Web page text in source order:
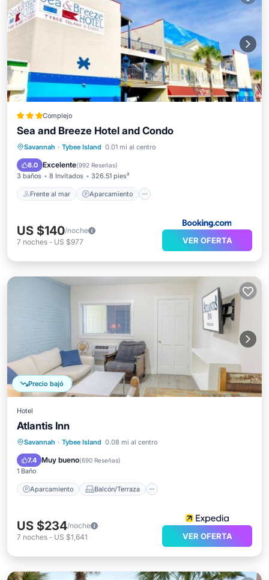
Complejo
Sea and Breeze Hotel and Condo
Savannah · Tybee Island 0.01 mi al centro
8.0 Excelente(992 Reseñas)
3 baños 8 Invitados 326.51 pies²
Frente al mar Aparcamiento
Frente al mar Aparcamiento
Vista al mar
US $140/noche
7 noches - US $977 VER OFERTA
Precio bajó
Hotel
Atlantis Inn
Savannah · Tybee Island 0.08 mi al centro
7.4 Muy bueno(690 Reseñas)
1 Baño
Aparcamiento Balcón/Terraza
Aparcamiento
Balcón/Terraza
Aire acondicionado
US $234/noche
7 noches - US $1,641 VER OFERTA